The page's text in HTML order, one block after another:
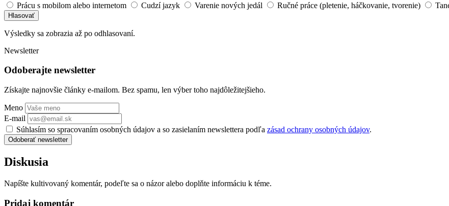
Prácu s mobilom alebo internetom Cudzí jazyk Varenie nových jedál Ručné práce (pletenie, háčkovanie, tvorenie)
Hlasovať
Výsledky sa zobrazia až po odhlasovaní.
Newsletter
Odoberajte newsletter
Získajte najnovšie články e-mailom. Bez spamu, len výber toho najdôležitejšieho.
Meno
E-mail
Súhlasím so spracovaním osobných údajov a so zasielaním newslettera podľa zásad ochrany osobných údajov.
Odoberať newsletter
Diskusia
Napíšte kultivovaný komentár, podeľte sa o názor alebo doplňte informáciu k téme.
Pridaj komentár